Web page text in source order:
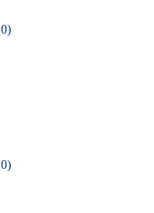
0)
0)